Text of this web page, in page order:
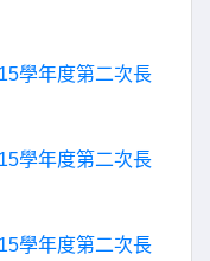
學年度第二次長
學年度第二次長
學年度第二次長